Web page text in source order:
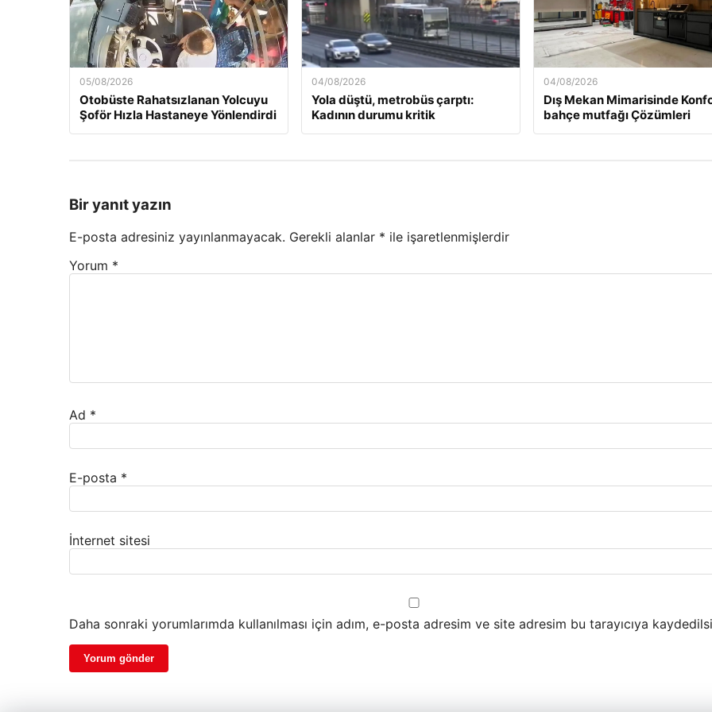
05/08/2026
Otobüste Rahatsızlanan Yolcuyu
Şoför Hızla Hastaneye Yönlendirdi
04/08/2026
Yola düştü, metrobüs çarptı:
Kadının durumu kritik
04/08/2026
Dış Mekan Mimarisinde
bahçe mutfağı Çözümleri
Bir yanıt yazın
E-posta adresiniz yayınlanmayacak. Gerekli alanlar * ile işaretlenmişlerdir
Yorum *
Ad *
E-posta *
İnternet sitesi
Daha sonraki yorumlarımda kullanılması için adım, e-posta adresim ve site adresim bu tarayıcıya